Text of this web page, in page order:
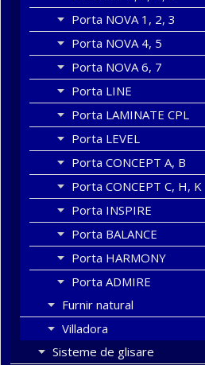
Porta NOVA 1, 2, 3
Porta NOVA 4, 5
Porta NOVA 6, 7
Porta LINE
Porta LAMINATE CPL
Porta LEVEL
Porta CONCEPT A, B
Porta CONCEPT C, H, K
Porta INSPIRE
Porta BALANCE
Porta HARMONY
Porta ADMIRE
Furnir natural
Villadora
Sisteme de glisare